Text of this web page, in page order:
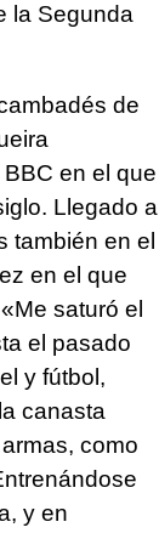
la Segunda
de
en el que
Llegado a
también en el
en el que
saturó el
el pasado
y fútbol,
canasta
como
y en